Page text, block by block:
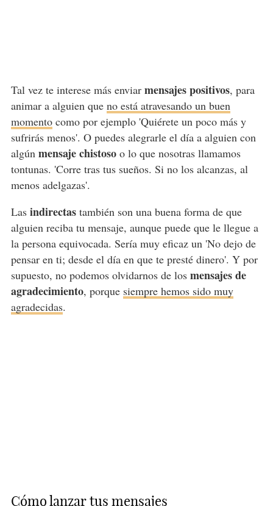
Tal vez te interese más enviar mensajes positivos, para
animar a alguien que no está atravesando un buen
momentocomo por ejemplo 'Quiérete un poco más y
sufrirás menos'. O puedes alegrarle el día a alguien con
algún mensaje chistosoo lo que nosotras llamamos
tontunas. 'Corre tras tus sueños. Si no los alcanzas, al
menos adelgazas'.
Las indirectastambién son una buena forma de que
alguien reciba tu mensaje, aunque puede que le llegue a
la persona equivocada. Sería muy eficaz un 'No dejo de
pensar en ti; desde el día en que te presté dinero'. Y por
supuesto, no podemos olvidarnos de los mensajes de
agradecimiento, porque siempre hemos sido muy
agradecidas.
Cómo lanzar tus mensajes